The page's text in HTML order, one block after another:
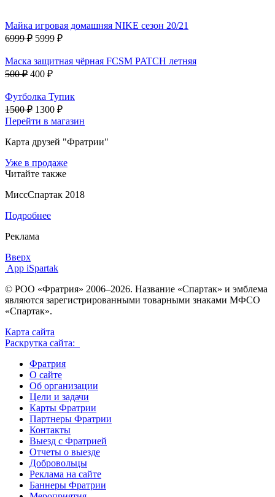
Майка игровая домашняя NIKE сезон 20/21
6999 ₽ 5999 ₽
Маска защитная чёрная FCSM PATCH летняя
500 ₽ 400 ₽
Футболка Тупик
1500 ₽ 1300 ₽
Перейти в магазин
Карта друзей "Фратрии"
Уже в продаже
Читайте также
МиссСпартак 2018
Подробнее
Реклама
Вверх
App iSpartak
© РОО «Фратрия» 2006–2026. Название «Спартак» и эмблема
являются зарегистрированными товарными знаками МФСО
«Спартак».
Карта сайта
Раскрутка сайта:
Фратрия
О сайте
Об организации
Цели и задачи
Карты Фратрии
Партнеры Фратрии
Контакты
Выезд с Фратрией
Отчеты о выезде
Добровольцы
Реклама на сайте
Баннеры Фратрии